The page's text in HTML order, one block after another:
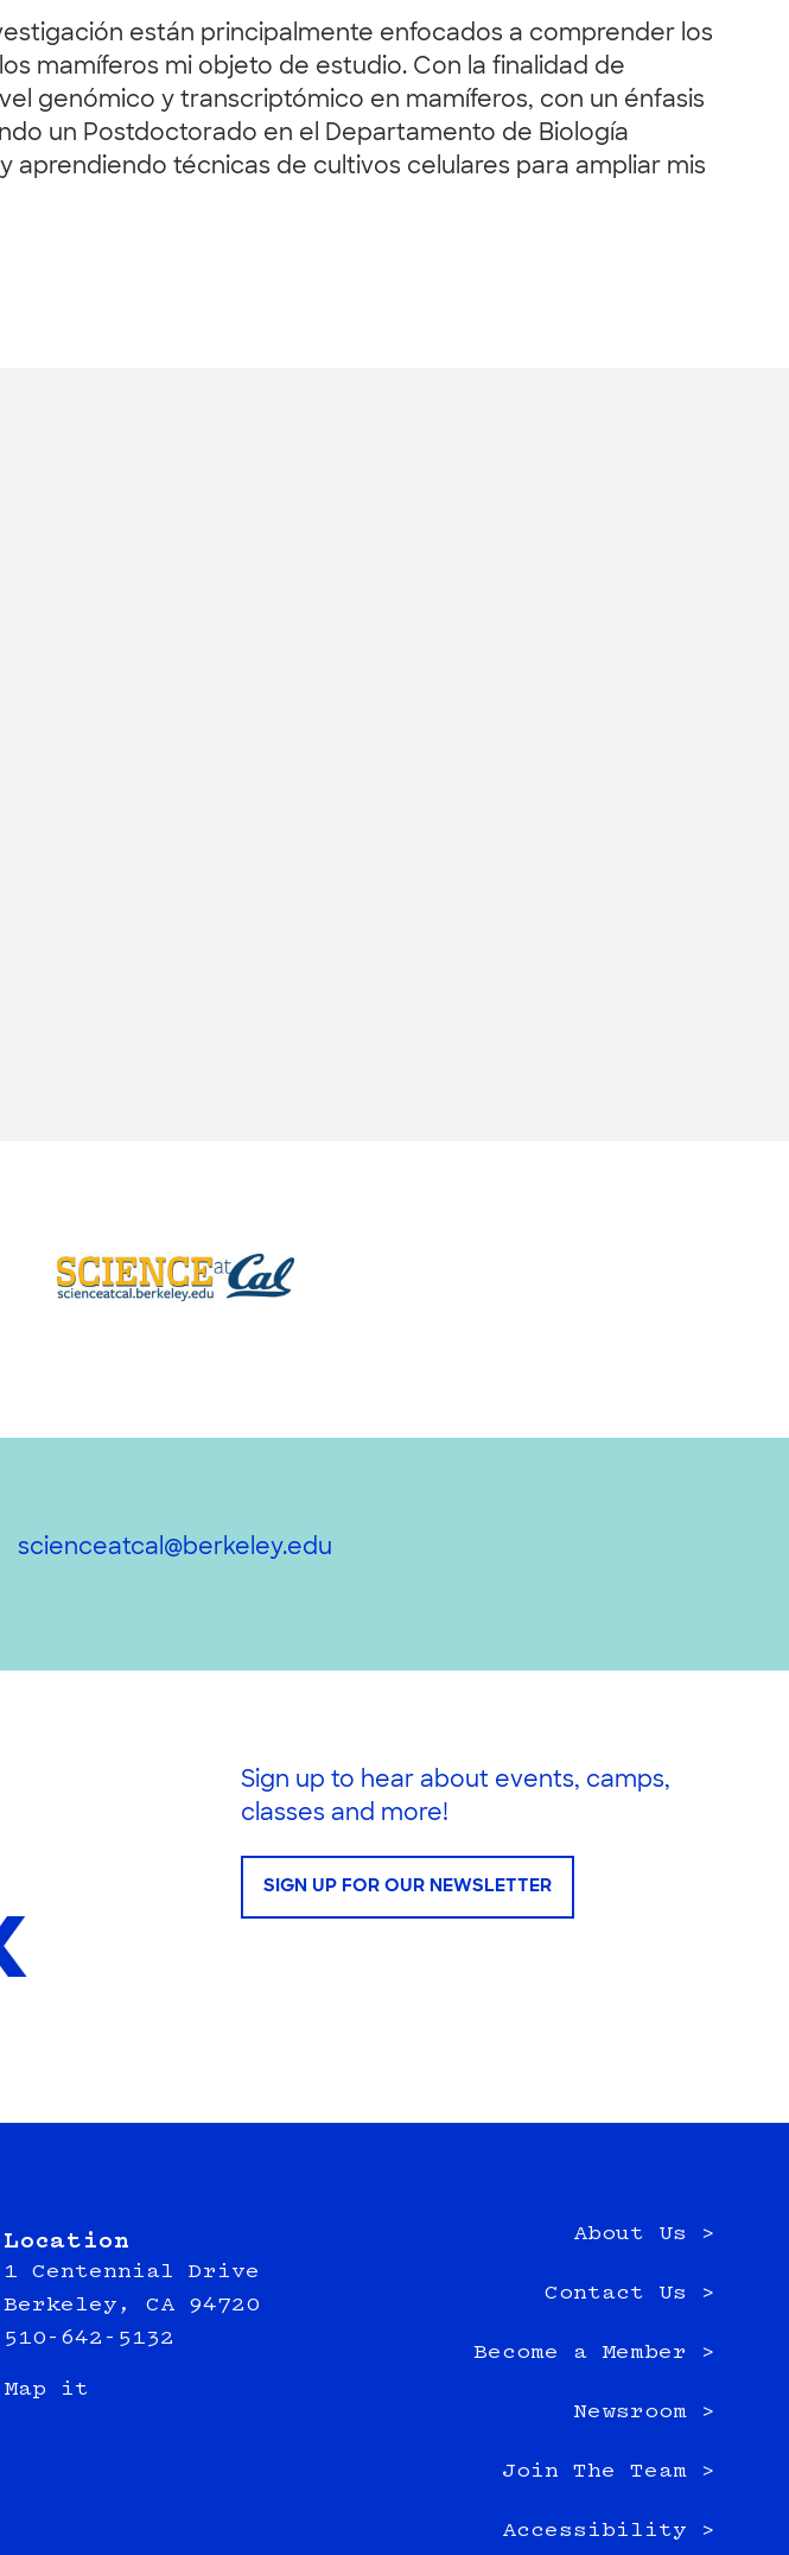
están principalmente enfocados a comprender los
mamíferos mi objeto de estudio. Con la finalidad de
genómico y transcriptómico en mamíferos, con un énfasis
un Postdoctorado en el Departamento de Biología
aprendiendo técnicas de cultivos celulares para ampliar mis
scienceatcal@berkeley.edu
Sign up to hear about events, camps,
classes and more!
SIGN UP FOR OUR NEWSLETTER
Location
1 Centennial Drive
Berkeley, CA 94720
510-642-5132
Map it
About Us >
Contact Us >
Become a Member >
Newsroom >
Join The Team >
Accessibility >